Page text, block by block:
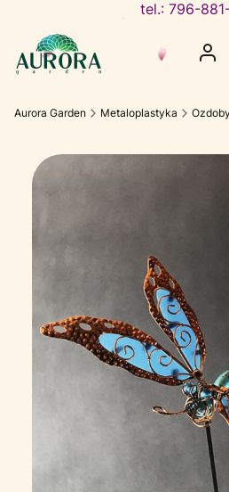
tel.: 796-
Aurora Garden Metaloplastyka